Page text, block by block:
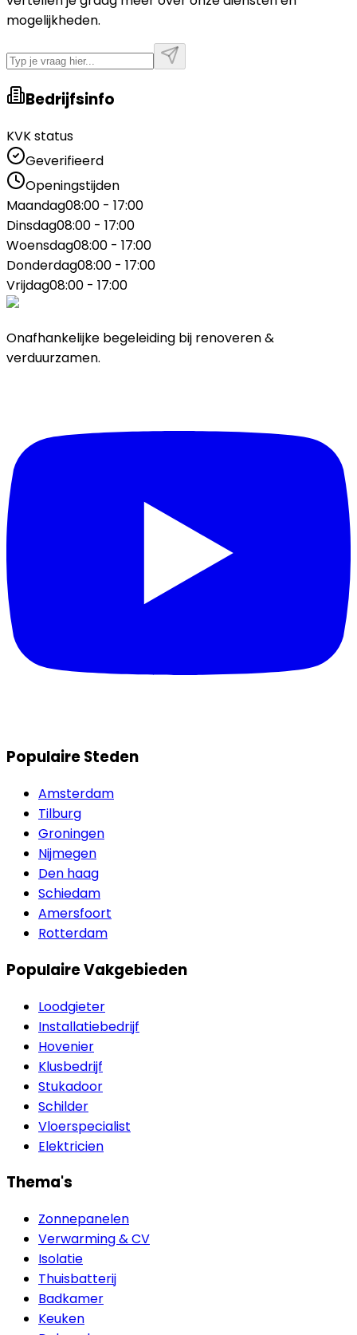
mogelijkheden.
Bedrijfsinfo
KVK status
Geverifieerd
Openingstijden
Maandag08:00 - 17:00
Dinsdag08:00 - 17:00
Woensdag08:00 - 17:00
Donderdag08:00 - 17:00
Vrijdag08:00 - 17:00
Onafhankelijke begeleiding bij renoveren &
verduurzamen.
Populaire Steden
Amsterdam
Tilburg
Groningen
Nijmegen
Den haag
Schiedam
Amersfoort
Rotterdam
Populaire Vakgebieden
Loodgieter
Installatiebedrijf
Hovenier
Klusbedrijf
Stukadoor
Schilder
Vloerspecialist
Elektricien
Thema's
Zonnepanelen
Verwarming & CV
Isolatie
Thuisbatterij
Badkamer
Keuken